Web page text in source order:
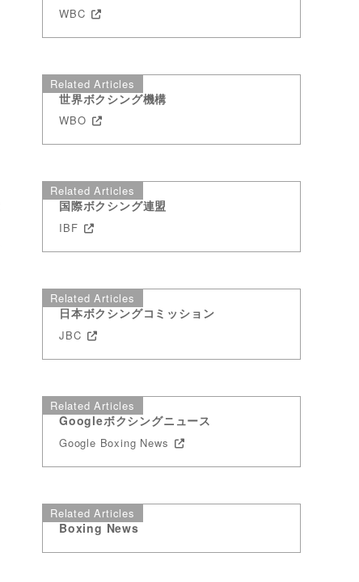
WBC
Related Articles
世界ボクシング機構
WBO
Related Articles
国際ボクシング連盟
IBF
Related Articles
日本ボクシングコミッション
JBC
Related Articles
Googleボクシングニュース
Google Boxing News
Related Articles
Boxing News